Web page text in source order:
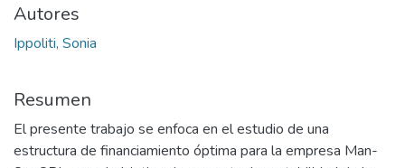
Autores
Ippoliti, Sonia
Resumen
El presente trabajo se enfoca en el estudio de una
estructura de financiamiento óptima para la empresa Man-